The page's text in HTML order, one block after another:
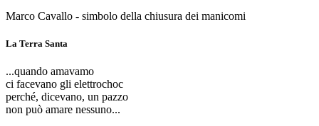
Marco Cavallo - simbolo della chiusura dei manicomi
La Terra Santa
...quando amavamo
ci facevano gli elettrochoc
perché, dicevano, un pazzo
non può amare nessuno...